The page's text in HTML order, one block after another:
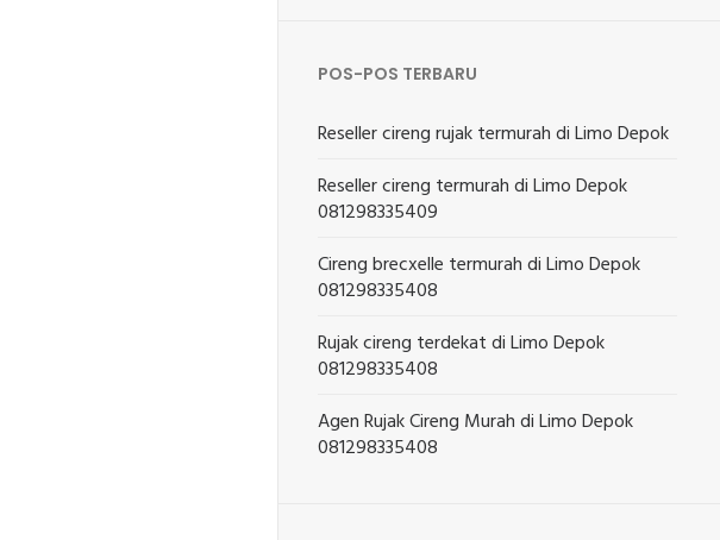
POS-POS TERBARU
Reseller cireng rujak termurah di Limo Depok
Reseller cireng termurah di Limo Depok
081298335409
Cireng brecxelle termurah di Limo Depok
081298335408
Rujak cireng terdekat di Limo Depok
081298335408
Agen Rujak Cireng Murah di Limo Depok
081298335408